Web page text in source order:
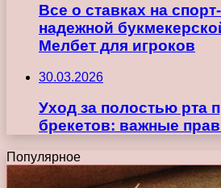
Все о ставках на
надежной
Мелбет для игроков
30.03.2026
Уход за полостью рта
брекетов: важные
Популярное